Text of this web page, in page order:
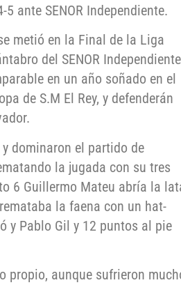
ante SENOR Independiente.
metió en la Final de la Liga
del SENOR Independiente
en un año soñado en el
de S.M El Rey, y defenderán
dominaron el partido de
la jugada con su tres
6 Guillermo Mateu abría la
la faena con un hat-
y Pablo Gil y 12 puntos al pie
propio, aunque sufrieron